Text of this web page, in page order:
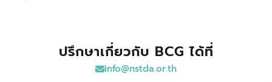
ปรึกษาเกี่ยวกับ BCG ได้ที่
info@nstda.or.th